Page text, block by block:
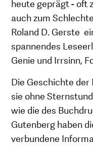
heute geprägt - oft
auch zum
Roland D. Gerste
spannendes
Genie und Irrsinn,
Die Geschichte
sie ohne
wie die des
Gutenberg haben
verbundene